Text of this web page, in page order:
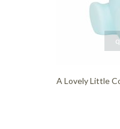
A Lovely Little